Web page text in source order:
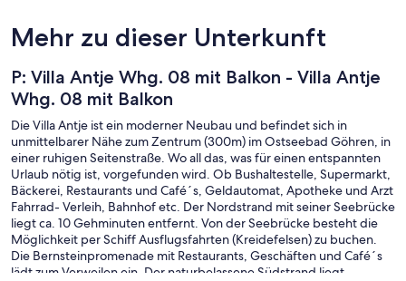
Mehr zu dieser Unterkunft
P: Villa Antje Whg. 08 mit Balkon - Villa Antje
Whg. 08 mit Balkon
Die Villa Antje ist ein moderner Neubau und befindet sich in
unmittelbarer Nähe zum Zentrum (300m) im Ostseebad Göhren, in
einer ruhigen Seitenstraße. Wo all das, was für einen entspannten
Urlaub nötig ist, vorgefunden wird. Ob Bushaltestelle, Supermarkt,
Bäckerei, Restaurants und Café´s, Geldautomat, Apotheke und Arzt
Fahrrad- Verleih, Bahnhof etc. Der Nordstrand mit seiner Seebrücke
liegt ca. 10 Gehminuten entfernt. Von der Seebrücke besteht die
Möglichkeit per Schiff Ausflugsfahrten (Kreidefelsen) zu buchen.
Die Bernsteinpromenade mit Restaurants, Geschäften und Café´s
lädt zum Verweilen ein. Der naturbelassene Südstrand liegt